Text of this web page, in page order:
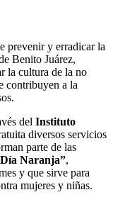
prevenir y erradicar la
Benito Juárez,
la cultura de la no
contribuyen a la
del Instituto
diversos servicios
parte de las
Naranja”,
y que sirve para
mujeres y niñas.